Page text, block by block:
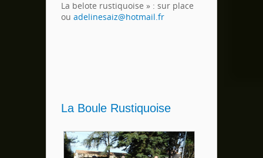
La belote rustiquoise » : sur place
ou adelinesaiz@hotmail.fr
La Boule Rustiquoise